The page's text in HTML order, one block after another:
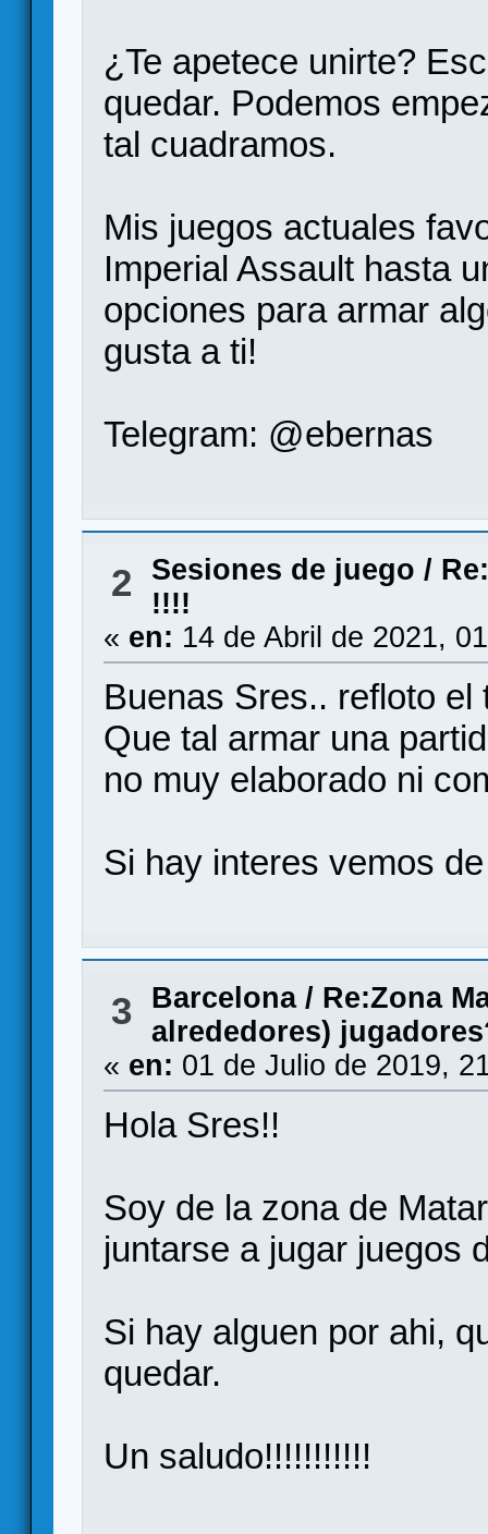
¿Te apetece unirte?
quedar. Podemos
tal cuadramos.
Mis juegos actuales
Imperial Assault hasta
opciones para armar
gusta a ti!
Telegram: @ebernas
2 Sesiones de juego /
!!!!
« en: 14 de Abril de 2021,
Buenas Sres.. refloto
Que tal armar una
no muy elaborado ni
Si hay interes vemos
3 Barcelona/ Re:Zona
alrededores)
« en: 01 de Julio de 2019,
Hola Sres!!
Soy de la zona de
juntarse a jugar juegos
Si hay alguen por ahi,
quedar.
Un saludo!!!!!!!!!!!